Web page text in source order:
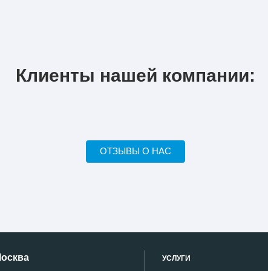
Клиенты нашей компании:
ОТЗЫВЫ О НАС
УСЛУГИ